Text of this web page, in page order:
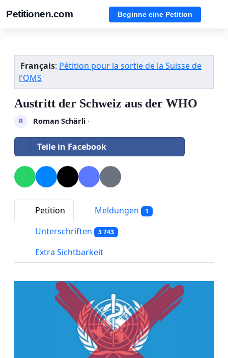
Petitionen.com Beginne eine Petition
Français: Pétition pour la sortie de la Suisse de
l'OMS
Austritt der Schweiz aus der WHO
R Roman Schärli·
Teile in Facebook
Petition Meldungen 1
Unterschriften 3 743
Extra Sichtbarkeit